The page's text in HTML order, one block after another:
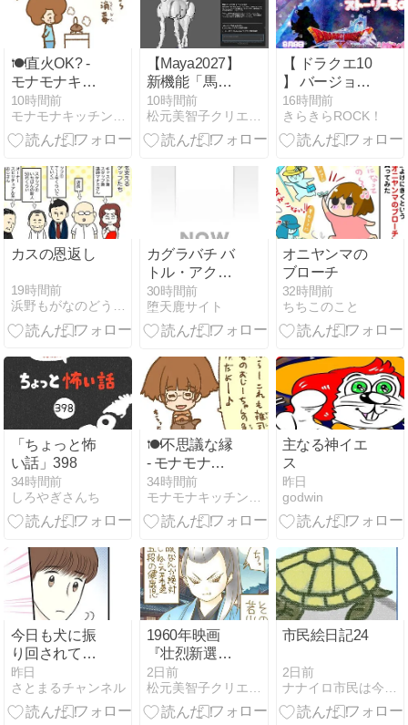
🍽️直火OK? -
モナモナキッ
チン🍳 小話
(家財をもら
お！)
10時間前
モナモナキッチン＊朝絵ダイアリー
【Maya2027】
新機能「馬が
走る機能」と
「Autodesk
Assistant」を
10時間前
松元美智子クリエイティブブログ公式
【 ドラクエ10
】 バージョン
7.6 メインス
トーリー 扉の
向こうへ その
16時間前
きらきらROCK！
カスの恩返し
19時間前
浜野もがなのどうしてこうなった
カグラバチ バ
トル・アクシ
ョンカグラバ
チ2026年9月
30時間前
堕天鹿サイト
オニヤンマの
ブローチ
32時間前
ちちこのこと
「ちょっと怖
い話」398
34時間前
しろやぎさんち
🍽️不思議な縁
- モナモナキ
ッチン🍳 小話
(家財をもら
お！)
34時間前
モナモナキッチン＊朝絵ダイアリー
主なる神イエ
ス
昨日
godwin
今日も犬に振
り回されてま
す⑮公園を出
て、ふと振り
返ると…？
昨日
さとまるチャンネル
1960年映画
『壮烈新選組
幕末の動乱』
｜若山富三郎
の沖田総司が
2日前
松元美智子クリエイティブブログ公式
市民絵日記24
2日前